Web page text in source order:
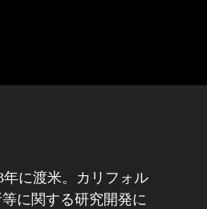
に渡米。カリフォル
に関する研究開発に